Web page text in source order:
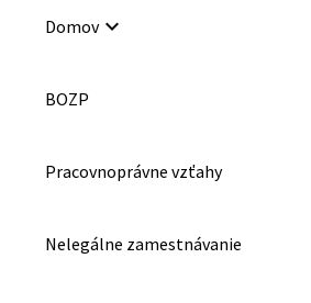
Domovkeyboard_arrow_down
BOZP
Pracovnoprávne vzťahy
Nelegálne zamestnávanie